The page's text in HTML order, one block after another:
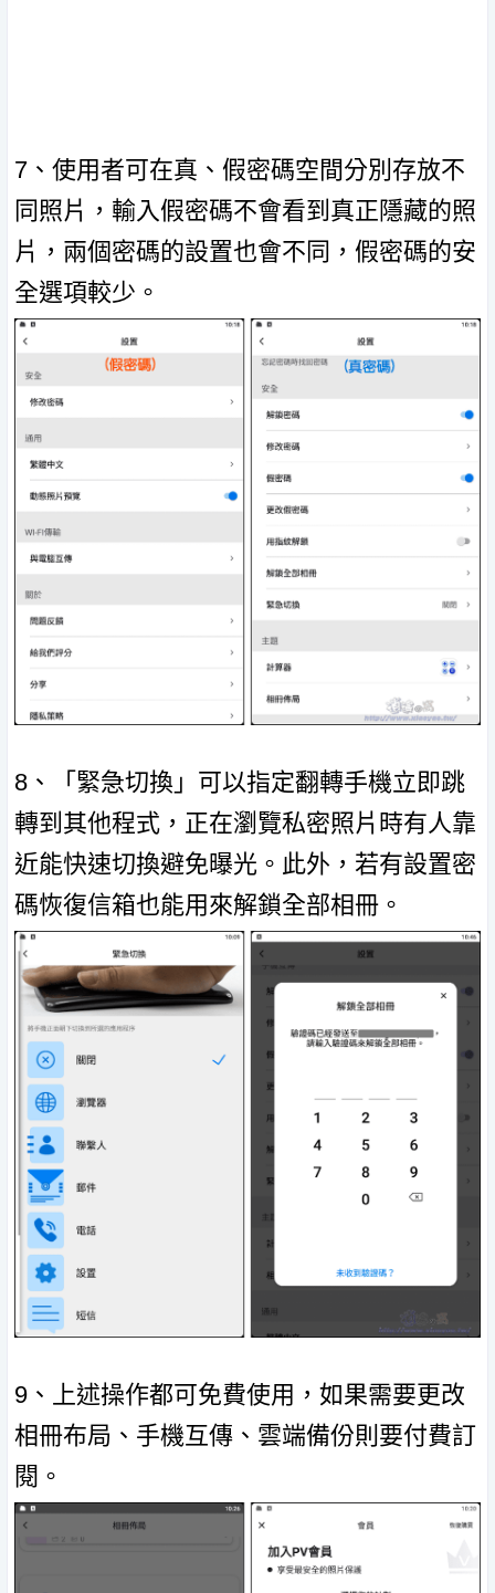
7、使用者可在真、假密碼空間分別存放不
同照片，輸入假密碼不會看到真正隱藏的照
片，兩個密碼的設置也會不同，假密碼的安
全選項較少。
8、「緊急切換」可以指定翻轉手機立即跳
轉到其他程式，正在瀏覽私密照片時有人靠
近能快速切換避免曝光。此外，若有設置密
碼恢復信箱也能用來解鎖全部相冊。
9、上述操作都可免費使用，如果需要更改
相冊布局、手機互傳、雲端備份則要付費訂
閱。